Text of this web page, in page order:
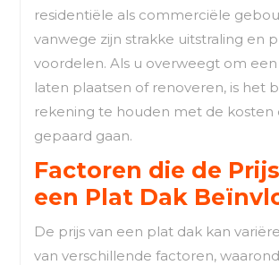
residentiële als commerciële
vanwege zijn strakke uitstraling en
voordelen. Als u overweegt om
laten plaatsen of renoveren, is het
rekening te houden met de kosten
gepaard gaan.
Factoren die de
een Plat Dak
De prijs van een plat dak kan
van verschillende factoren,